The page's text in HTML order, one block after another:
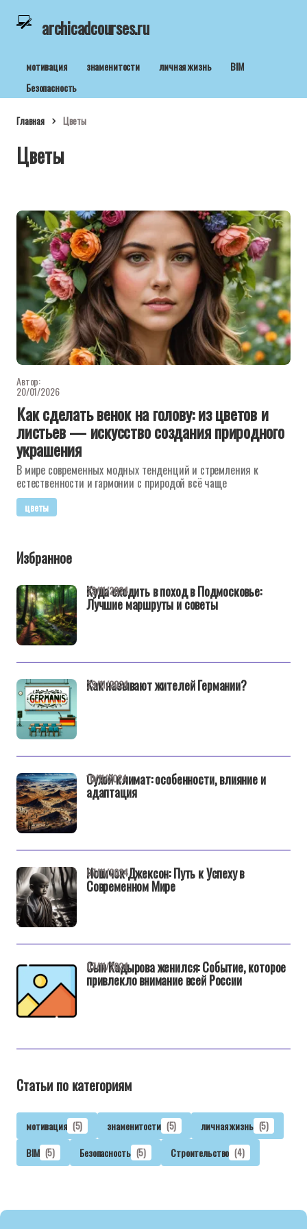
archicadcourses.ru
мотивация знаменитости личная жизнь
BIM
Безопасность
Главная Цветы
Цветы
Автор:
20/01/2026
Как сделать венок на голову: из цветов и
листьев — искусство создания природного
украшения
В мире современных модных тенденций и стремления к
естественности и гармонии с природой всё чаще
цветы
Избранное
Куда сходить в поход в Подмосковье:
Лучшие маршруты и советы
29/11/2024
Как называют жителей Германии?
29/11/2024
Сухой климат: особенности, влияние и
адаптация
10/11/2024
Новичок Джексон: Путь к Успеху в
Современном Мире
07/11/2024
Сын Кадырова женился: Событие, которое
привлекло внимание всей России
07/11/2024
Статьи по категориям
мотивация (5) знаменитости (5) личная жизнь (5)
BIM (5) Безопасность (5) Строительство (4)